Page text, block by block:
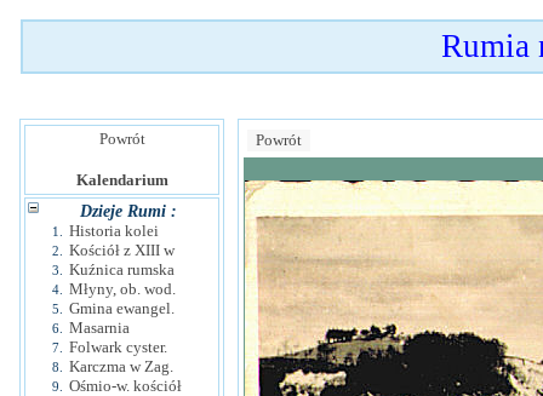
Rumia
Powrót
Kalendarium
Dzieje Rumi :
1. Historia kolei
2. Kościół z XIII w
3. Kuźnica rumska
4. Młyny, ob. wod.
5. Gmina ewangel.
6. Masarnia
7. Folwark cyster.
8. Karczma w Zag.
9.
Ośmio-w. kościół
Powrót